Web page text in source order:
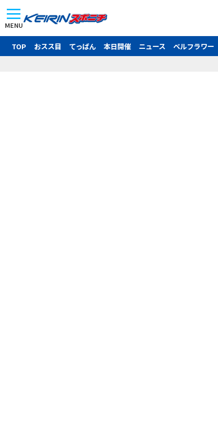
MENU
TOP おスス目 てっぱん 本日開催 ニュース ベルフラワー